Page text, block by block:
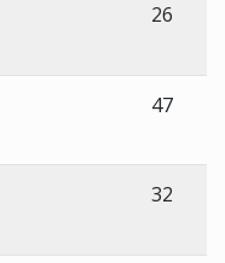
26
47
32